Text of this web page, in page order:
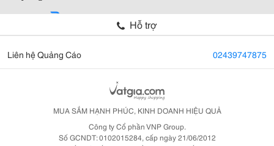
Hỗ trợ
Liên hệ Quảng Cáo 02439747875
MUA SẮM HẠNH PHÚC, KINH DOANH HIỆU QUẢ
Công ty Cổ phần VNP Group.
Số GCNDT: 0102015284, cấp ngày 21/06/2012